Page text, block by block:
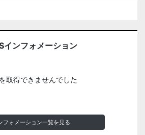
インフォメーション
取得できませんでした
フォメーション一覧を見る